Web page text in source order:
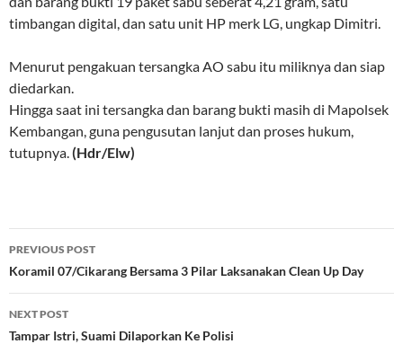
timbangan digital, dan satu unit HP merk LG, ungkap Dimitri.
Menurut pengakuan tersangka AO sabu itu miliknya dan siap
diedarkan.
Hingga saat ini tersangka dan barang bukti masih di Mapolsek
Kembangan, guna pengusutan lanjut dan proses hukum,
tutupnya. (Hdr/Elw)
Post
navigation
PREVIOUS POST
Koramil 07/Cikarang Bersama 3 Pilar Laksanakan Clean Up Day
NEXT POST
Tampar Istri, Suami Dilaporkan Ke Polisi